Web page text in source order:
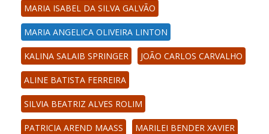
MARIA ISABEL DA SILVA GALVÃO
MARIA ANGELICA OLIVEIRA LINTON
KALINA SALAIB SPRINGER JOÃO CARLOS CARVALHO
ALINE BATISTA FERREIRA
SILVIA BEATRIZ ALVES ROLIM
PATRICIA AREND MAASS MARILEI BENDER XAVIER